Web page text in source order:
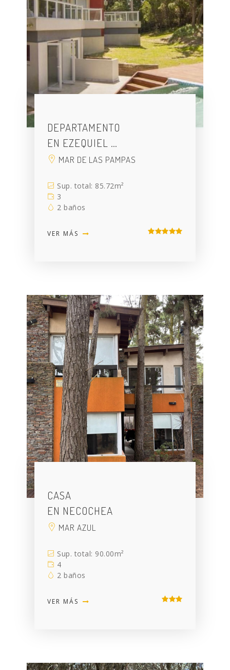
DEPARTAMENTO
EN EZEQUIEL …
MAR DE LAS PAMPAS
Sup. total: 85.72m²
3
2 baños
VER MÁS
CASA
EN NECOCHEA
MAR AZUL
Sup. total: 90.00m²
4
2 baños
VER MÁS